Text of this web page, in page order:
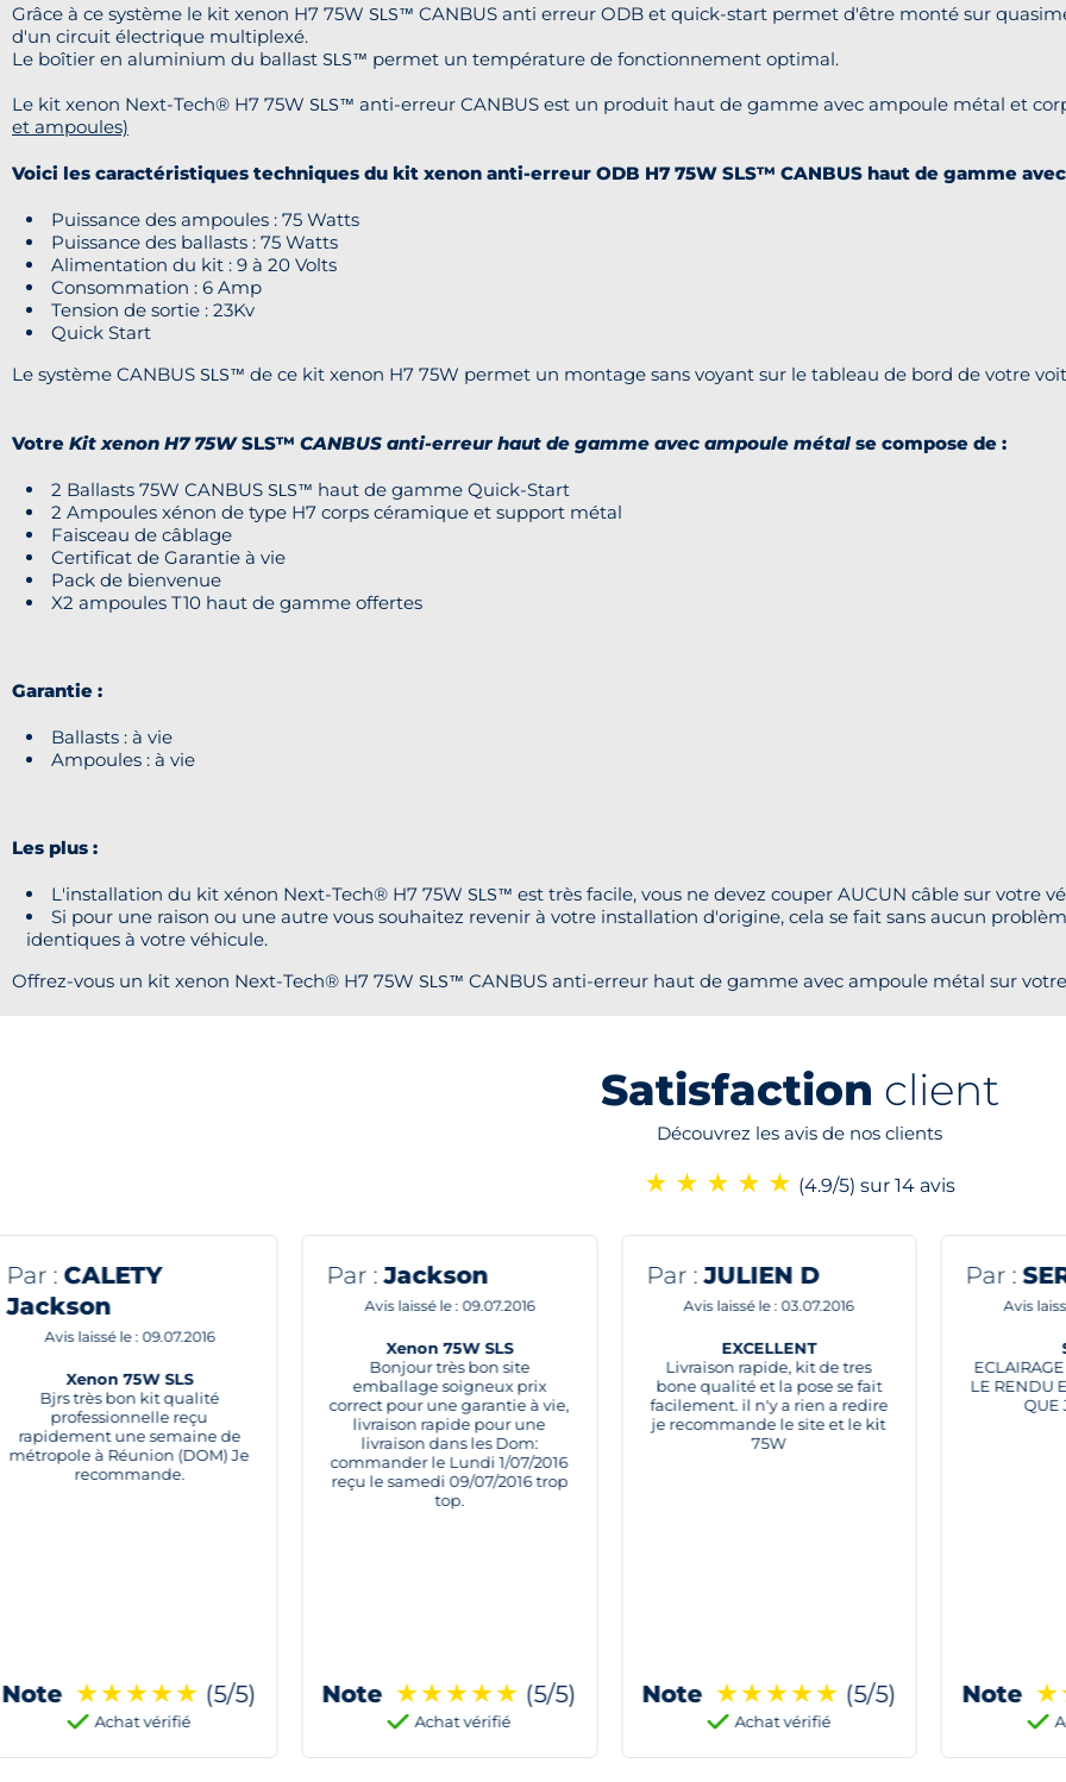
Grâce à ce système le kit xenon H7 75W SLS™ CANBUS anti erreur ODB et quick-start permet d'être monté sur
d'un circuit électrique multiplexé.
Le boîtier en aluminium du ballast SLS™ permet un température de fonctionnement optimal.
Le kit xenon Next-Tech® H7 75W SLS™ anti-erreur CANBUS est un produit haut de gamme avec ampoule métal et
et ampoules)
Voici les caractéristiques techniques du kit xenon anti-erreur ODB H7 75W SLS™ CANBUS haut de gamme
Puissance des ampoules : 75 Watts
Puissance des ballasts : 75 Watts
Alimentation du kit : 9 à 20 Volts
Consommation : 6 Amp
Tension de sortie : 23Kv
Quick Start
Le système CANBUS SLS™ de ce kit xenon H7 75W permet un montage sans voyant sur le tableau de bord de votre
Votre Kit xenon H7 75WSLS™ CANBUS anti-erreur haut de gamme avec ampoule métal se compose de :
2 Ballasts 75W CANBUS SLS™ haut de gamme Quick-Start
2 Ampoules xénon de type H7 corps céramique et support métal
Faisceau de câblage
Certificat de Garantie à vie
Pack de bienvenue
X2 ampoules T10 haut de gamme offertes
Garantie :
Ballasts : à vie
Ampoules : à vie
Les plus :
L'installation du kit xénon Next-Tech® H7 75W SLS™ est très facile, vous ne devez couper AUCUN câble sur votre
Si pour une raison ou une autre vous souhaitez revenir à votre installation d'origine, cela se fait sans aucun
identiques à votre véhicule.
Offrez-vous un kit xenon Next-Tech® H7 75W SLS™ CANBUS anti-erreur haut de gamme avec ampoule métal sur
Satisfaction client
Découvrez les avis de nos clients
★ ★ ★ ★ ★ (4.9/5) sur 14 avis
Par :Jackson
Avis laissé le : 09.07.2016
Xenon 75W SLS
emballage soigneux prix
correct pour une garantie à vie,
livraison rapide pour une
livraison dans les Dom:
commander le Lundi 1/07/2016
reçu le samedi 09/07/2016 trop
Note ★★★★ ★ (5/5)
Achat vérifié
Par :JULIEN D
Avis laissé le : 03.07.2016
EXCELLENT
Livraison rapide, kit de tres
bone qualité et la pose se fait
facilement. il n'y a rien a redire
je recommande le site et le kit
75W
Note ★★★★ ★ (5/5)
Achat vérifié
Par :SERGE
Avis laissé le : 26.06.2016
SERGE
ECLAIRAGE IDEAL EN 6000K,
LE RENDU EST VRAIEMENT CE
QUE JE VOULAIT
Note ★★★★ ★ (5/5)
Achat vérifié
Par :
Note